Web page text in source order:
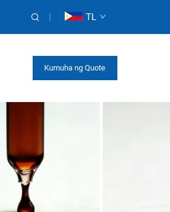
TL
Kumuha ng Quote